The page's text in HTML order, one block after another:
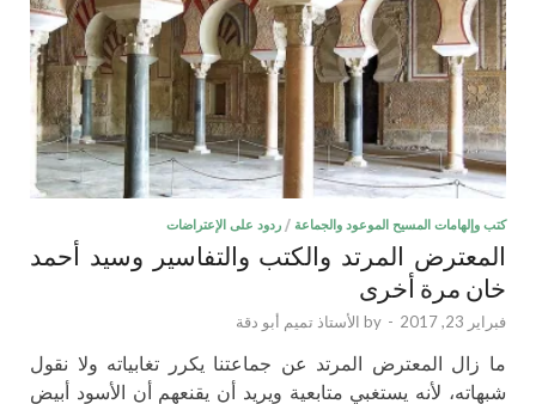
كتب وإلهامات المسيح الموعود والجماعة / ردود على الإعتراضات
المعترض المرتد والكتب والتفاسير وسيد أحمد
خان مرة أخرى
فبراير 23, 2017 -
by الأستاذ تميم أبو دقة
ما زال المعترض المرتد عن جماعتنا يكرر تغابياته ولا نقول
شبهاته، لأنه يستغبي متابعية ويريد أن يقنعهم أن الأسود أبيض